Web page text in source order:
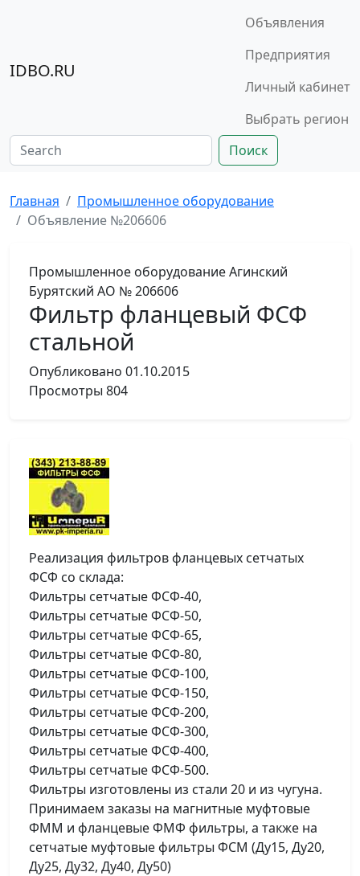
IDBO.RU
Объявления
Предприятия
Личный кабинет
Выбрать регион
Поиск
Главная
Промышленное оборудование
Объявление №206606
Промышленное оборудованиеАгинский
Бурятский АО № 206606
Фильтр фланцевый ФСФ
стальной
Опубликовано 01.10.2015
Просмотры 804
Реализация фильтров фланцевых сетчатых
ФСФ со склада:
Фильтры сетчатые ФСФ-40,
Фильтры сетчатые ФСФ-50,
Фильтры сетчатые ФСФ-65,
Фильтры сетчатые ФСФ-80,
Фильтры сетчатые ФСФ-100,
Фильтры сетчатые ФСФ-150,
Фильтры сетчатые ФСФ-200,
Фильтры сетчатые ФСФ-300,
Фильтры сетчатые ФСФ-400,
Фильтры сетчатые ФСФ-500.
Фильтры изготовлены из стали 20 и из чугуна.
Принимаем заказы на магнитные муфтовые
ФММ и фланцевые ФМФ фильтры, а также на
сетчатые муфтовые фильтры ФСМ (Ду15, Ду20,
Ду25, Ду32, Ду40, Ду50)